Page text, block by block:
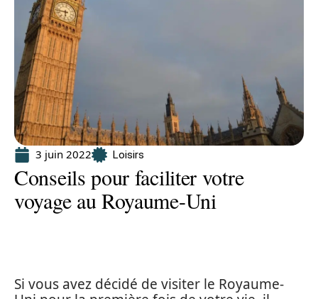
3 juin 2022 Loisirs
Conseils pour faciliter votre
voyage au Royaume-Uni
Si vous avez décidé de visiter le Royaume-